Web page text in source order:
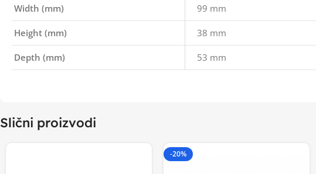
Width (mm) 99 mm
Height (mm) 38 mm
Depth (mm) 53 mm
Slični proizvodi
-20%